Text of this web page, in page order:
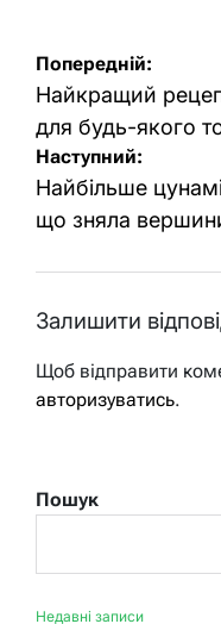
Навігація
записів
Попередній:
Найкращий
для будь-якого
Наступний:
Найбільше цунамі
що зняла
Залишити
Щоб відправити
авторизуватись.
Пошук
Недавні записи